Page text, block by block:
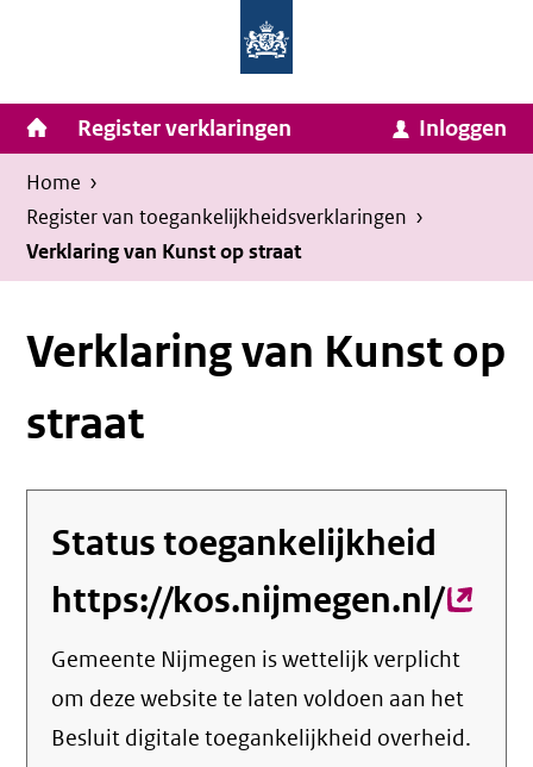
inhoud
van
Zaken
en
Koninkrijksrelaties
Homepage
van
Invulassistent
Toegankelijkheidsverklaring
Toegankelijkheidsverklaring
Hoofdnavigatie
Register verklaringen Inloggen
Kruimelpad
U
bevindt
zich
hier:
Home ›
Register van toegankelijkheids­verklaringen ›
Verklaring van Kunst op straat
Verklaring van Kunst op
straat
Status toegankelijkheid
https://kos.nijmegen.nl/
link)
Gemeente Nijmegen is wettelijk verplicht
om deze website te laten voldoen aan het
Besluit digitale toegankelijkheid overheid.